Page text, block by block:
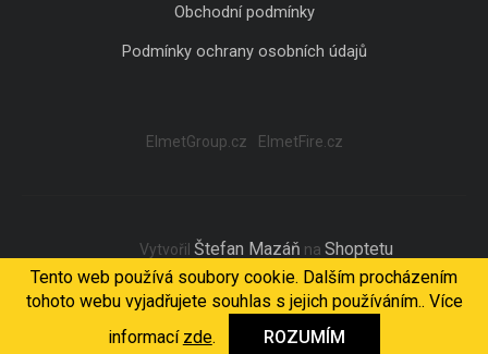
Tento web používá soubory cookie. Dalším procházením
tohoto webu vyjadřujete souhlas s jejich používáním.. Více
informací zde. ROZUMÍM
Obchodní podmínky
Podmínky ochrany osobních údajů
ElmetGroup.cz ElmetFire.cz
Vytvořil Štefan Mazáň na Shoptetu
Copyright 2026 ELMET Light. Všechna práva vyhrazena.